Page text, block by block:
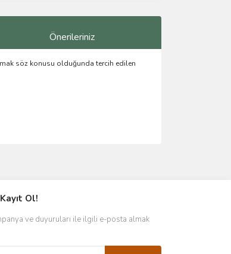
Önerileriniz
söz konusu olduğunda tercih edilen
Ol!
ve duyuruları ile ilgili e-posta almak